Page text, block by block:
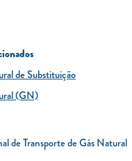
de Substituição
(GN)
de Transporte de Gás Natural